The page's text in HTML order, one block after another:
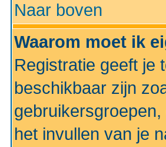
Naar boven
Waarom moet ik
Registratie geeft je
beschikbaar zijn
het invullen van je